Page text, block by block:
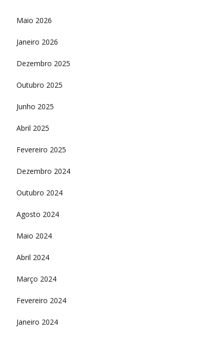
Maio 2026
Janeiro 2026
Dezembro 2025
Outubro 2025
Junho 2025
Abril 2025
Fevereiro 2025
Dezembro 2024
Outubro 2024
Agosto 2024
Maio 2024
Abril 2024
Março 2024
Fevereiro 2024
Janeiro 2024